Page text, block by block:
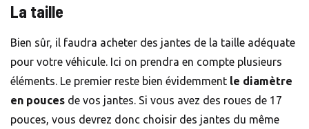
La taille
Bien sûr, il faudra acheter des jantes de la taille adéquate
pour votre véhicule. Ici on prendra en compte plusieurs
éléments. Le premier reste bien évidemment le diamètre
en pouces de vos jantes. Si vous avez des roues de 17
pouces, vous devrez donc choisir des jantes du même